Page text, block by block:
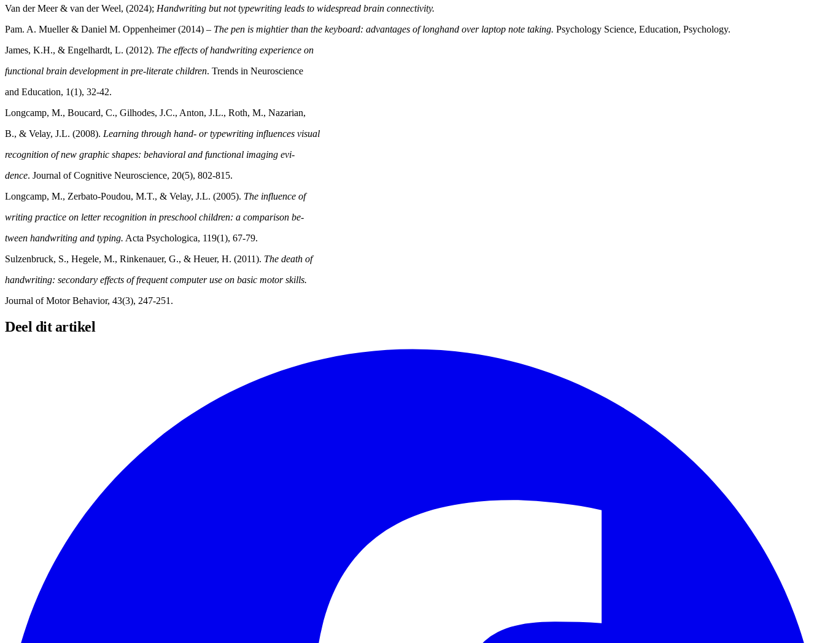
Van der Meer & van der Weel, (2024); Handwriting but not typewriting leads to widespread brain connectivity.
Pam. A. Mueller & Daniel M. Oppenheimer (2014) – The pen is mightier than the keyboard: advantages of longhand over laptop note taking. Psychology Science, Education, Psychology.
James, K.H., & Engelhardt, L. (2012). The effects of handwriting experience on
functional brain development in pre-literate children. Trends in Neuroscience
and Education, 1(1), 32-42.
Longcamp, M., Boucard, C., Gilhodes, J.C., Anton, J.L., Roth, M., Nazarian,
B., & Velay, J.L. (2008). Learning through hand- or typewriting influences visual
recognition of new graphic shapes: behavioral and functional imaging evi-
dence. Journal of Cognitive Neuroscience, 20(5), 802-815.
Longcamp, M., Zerbato-Poudou, M.T., & Velay, J.L. (2005). The influence of
writing practice on letter recognition in preschool children: a comparison be-
tween handwriting and typing. Acta Psychologica, 119(1), 67-79.
Sulzenbruck, S., Hegele, M., Rinkenauer, G., & Heuer, H. (2011). The death of
handwriting: secondary effects of frequent computer use on basic motor skills.
Journal of Motor Behavior, 43(3), 247-251.
Deel dit artikel